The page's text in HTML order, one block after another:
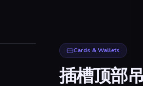
Cards & Wallets
插槽顶部